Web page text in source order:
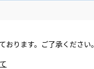
おります。ご了承ください。